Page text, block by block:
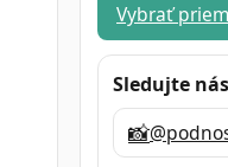
Vybrať
Sledujte nás
📸